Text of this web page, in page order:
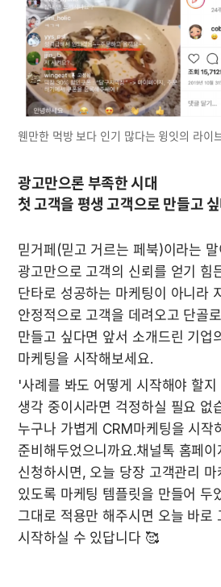
웬만한 먹방 보다 인기 많다는 윙잇의 라이
광고만으론 부족한 시대
첫 고객을 평생 고객으로 만들고
믿거페(믿고 거르는 페북)이라는
광고만으로 고객의 신뢰를 얻기 힘
단타로 성공하는 마케팅이 아니라
안정적으로 고객을 데려오고 단골
만들고 싶다면 앞서 소개드린 기업
'사례를 봐도 어떻게 시작해야 할
생각 중이시라면 걱정하실 필요 없
누구나 가볍게 CRM마케팅을 시작
준비해두었으니까요.채널톡 홈페
신청하시면, 오늘 당장 고객관리
있도록 마케팅 템플릿을 만들어 두
그대로 적용만 해주시면 오늘 바로
시작하실 수 있답니다 🥰